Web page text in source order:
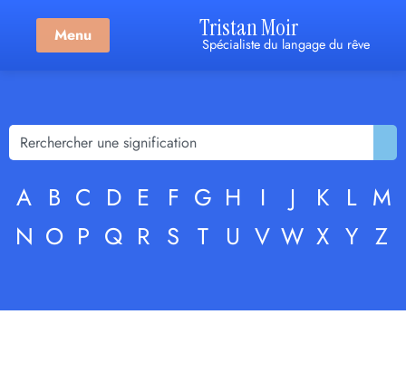
Menu Tristan Moir
Spécialiste du langage du rêve
A B C D E F G H I J K L M
N O P Q R S T U V W X Y Z